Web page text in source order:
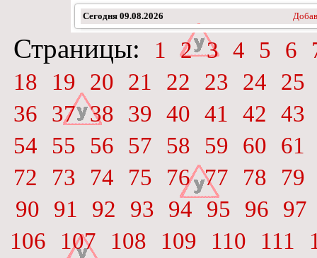
Сегодня 09.08.2026
Страницы: 1 2 3 4 5 6
18
19 20 21 22 23 24
25
36
37 38 39 40 41 42
43
54
55 56 57 58 59 60
61
72
73 74 75 76 77 78
79
90
91 92 93 94 95 96
97
106
107 108 109 110 111